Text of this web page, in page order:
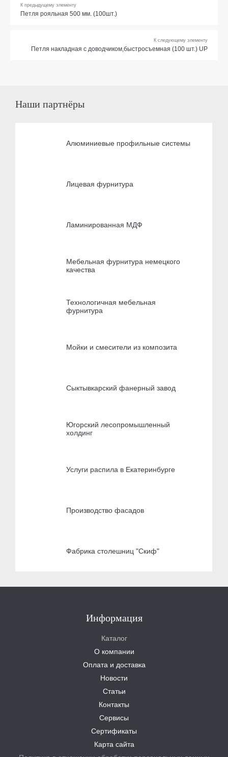
К предыдущему элементу
Петля рояльная 500 мм. (100шт.)
К следующему элементу
Петля накладная с доводчиком,быстросъемная (100 шт.) UP
Наши партнёры
Алюминиевые профильные системы
Лицевая фурнитура
Ламинированная МДФ
Мебельная фурнитура немецкого
качества
Технологичная мебельная
фурнитура
Мойки и смесители из композита
Сыктывкарский фанерный завод
Югорский лесопромышленный
холдинг
Услуги распила в Екатеринбурге
Производство фасадов
Фабрика столешниц "Скиф"
Информация
Каталог
О компании
Оплата и доставка
Новости
Статьи
Контакты
Сервисы
Сертификаты
Карта сайта